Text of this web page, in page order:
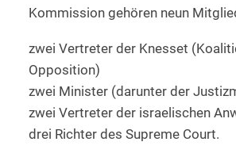
Kommission gehören neun
zwei Vertreter der Knesset
Opposition)
zwei Minister (darunter der
zwei Vertreter der israelischen
drei Richter des Supreme Court.